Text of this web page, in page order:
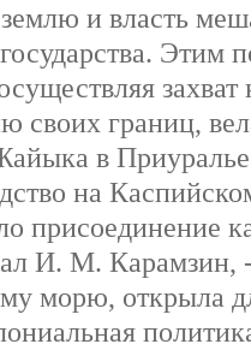
и власть
Этим
своих границ,
в
на
присоединение
И. М. Карамзин,
морю, открыла